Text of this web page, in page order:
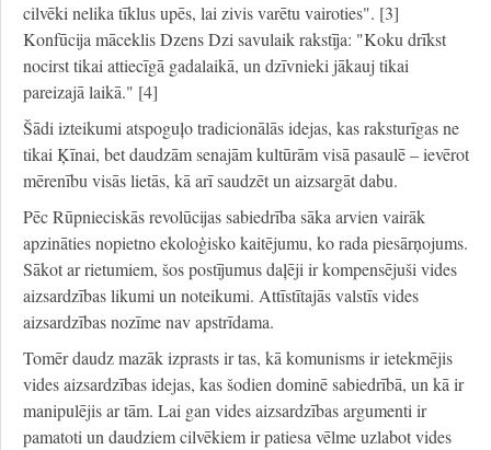
cilvēki nelika tīklus upēs, lai zivis varētu vairoties". [3]
Konfūcija māceklis Dzens Dzi savulaik rakstīja: "Koku drīkst
nocirst tikai attiecīgā gadalaikā, un dzīvnieki jākauj tikai
pareizajā laikā." [4]
Šādi izteikumi atspoguļo tradicionālās idejas, kas raksturīgas ne
tikai Ķīnai, bet daudzām senajām kultūrām visā pasaulē – ievērot
mērenību visās lietās, kā arī saudzēt un aizsargāt dabu.
Pēc Rūpnieciskās revolūcijas sabiedrība sāka arvien vairāk
apzināties nopietno ekoloģisko kaitējumu, ko rada piesārņojums.
Sākot ar rietumiem, šos postījumus daļēji ir kompensējuši vides
aizsardzības likumi un noteikumi. Attīstītajās valstīs vides
aizsardzības nozīme nav apstrīdama.
Tomēr daudz mazāk izprasts ir tas, kā komunisms ir ietekmējis
vides aizsardzības idejas, kas šodien dominē sabiedrībā, un kā ir
manipulējis ar tām. Lai gan vides aizsardzības argumenti ir
pamatoti un daudziem cilvēkiem ir patiesa vēlme uzlabot vides